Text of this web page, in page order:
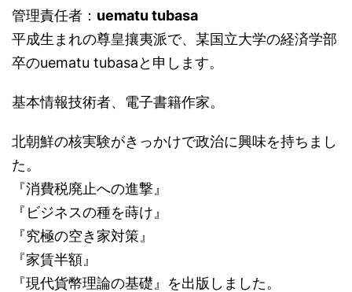
管理責任者： uematu tubasa
平成生まれの尊皇攘夷派で、某国立大学の経済学部
卒のuematu tubasaと申します。
基本情報技術者、電子書籍作家。
北朝鮮の核実験がきっかけで政治に興味を持ちまし
た。
『消費税廃止への進撃』
『ビジネスの種を蒔け』
『究極の空き家対策』
『家賃半額』
『現代貨幣理論の基礎』を出版しました。